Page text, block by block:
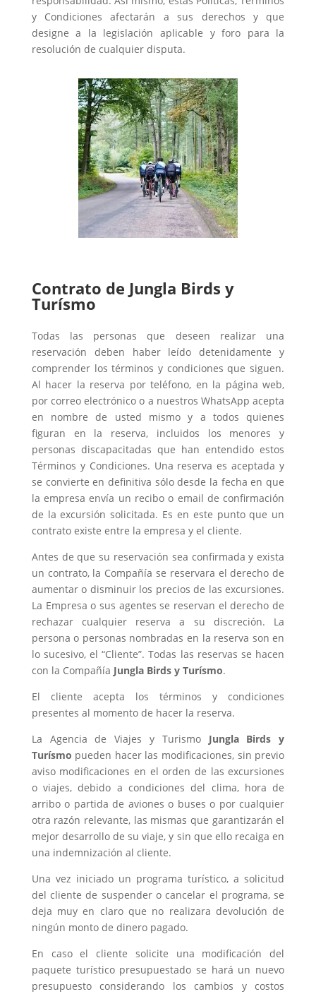
y Condiciones afectarán a sus derechos y que
designe a la legislación aplicable y foro para la
resolución de cualquier disputa.
Contrato de Jungla Birds y
Turísmo
Todas las personas que deseen realizar una
reservación deben haber leído detenidamente y
comprender los términos y condiciones que siguen.
Al hacer la reserva por teléfono, en la página web,
por correo electrónico o a nuestros WhatsApp acepta
en nombre de usted mismo y a todos quienes
figuran en la reserva, incluidos los menores y
personas discapacitadas que han entendido estos
Términos y Condiciones. Una reserva es aceptada y
se convierte en definitiva sólo desde la fecha en que
la empresa envía un recibo o email de confirmación
de la excursión solicitada. Es en este punto que un
contrato existe entre la empresa y el cliente.
Antes de que su reservación sea confirmada y exista
un contrato, la Compañía se reservara el derecho de
aumentar o disminuir los precios de las excursiones.
La Empresa o sus agentes se reservan el derecho de
rechazar cualquier reserva a su discreción. La
persona o personas nombradas en la reserva son en
lo sucesivo, el “Cliente”. Todas las reservas se hacen
con la Compañía Jungla Birds y Turísmo.
El cliente acepta los términos y condiciones
presentes al momento de hacer la reserva.
La Agencia de Viajes y Turismo
Jungla Birds y
Turísmo pueden hacer las modificaciones, sin previo
aviso modificaciones en el orden de las excursiones
o viajes, debido a condiciones del clima, hora de
arribo o partida de aviones o buses o por cualquier
otra razón relevante, las mismas que garantizarán el
mejor desarrollo de su viaje, y sin que ello recaiga en
una indemnización al cliente.
Una vez iniciado un programa turístico, a solicitud
del cliente de suspender o cancelar el programa, se
deja muy en claro que no realizara devolución de
ningún monto de dinero pagado.
En caso el cliente solicite una modificación del
paquete turístico presupuestado se hará un nuevo
presupuesto considerando los cambios y costos